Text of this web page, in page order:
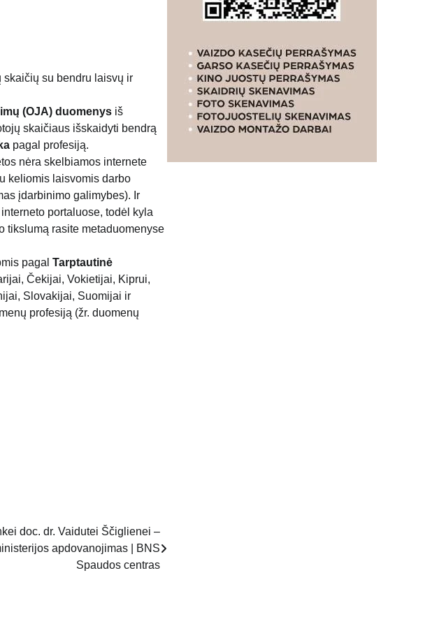
skaičių su bendru laisvų ir
(OJA) duomenys iš
skaičiaus išskaidyti bendrą
pagal profesiją.
nėra skelbiamos internete
keliomis laisvomis darbo
įdarbinimo galimybes). Ir
portaluose, todėl kyla
tikslumą rasite metaduomenyse
pagal Tarptautinė
Čekijai, Vokietijai, Kiprui,
Slovakijai, Suomijai ir
profesiją (žr. duomenų
doc. dr. Vaidutei Ščiglienei –
apdovanojimas | BNS
Spaudos centras